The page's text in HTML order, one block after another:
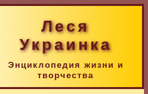
Леся
Украинка
Энциклопедия жизни и
творчества